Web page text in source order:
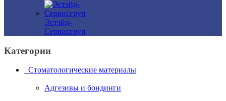
Эстэйд-
Сервисгруп
Категории
Стоматологические материалы
Адгезивы и бондинги